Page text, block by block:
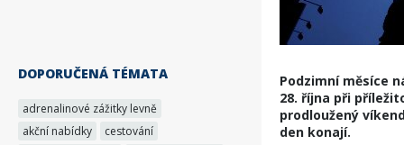
DOPORUČENÁ TÉMATA
adrenalinové zážitky levně
akční nabídky
cestování
Podzimní měsíce
28. října při
prodloužený
den konají.